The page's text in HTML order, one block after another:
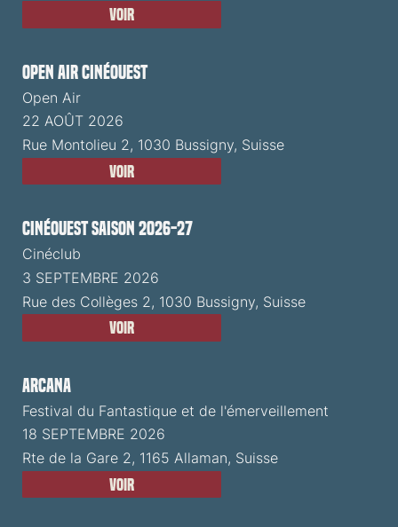
Voir
Open Air CinéOuest
Open Air
22 AOÛT 2026
Rue Montolieu 2, 1030 Bussigny, Suisse
Voir
CinéOuest Saison 2026-27
Cinéclub
3 SEPTEMBRE 2026
Rue des Collèges 2, 1030 Bussigny, Suisse
Voir
ARCANA
Festival du Fantastique et de l'émerveillement
18 SEPTEMBRE 2026
Rte de la Gare 2, 1165 Allaman, Suisse
Voir